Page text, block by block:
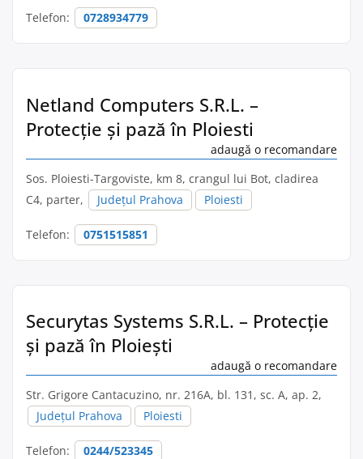
Telefon: 0728934779
Netland Computers S.R.L. –
Protecție și pază în Ploiesti
adaugă o recomandare
Sos. Ploiesti-Targoviste, km 8, crangul lui Bot, cladirea
C4, parter,
Județul Prahova Ploiesti
Telefon: 0751515851
Securytas Systems S.R.L. – Protecție
și pază în Ploieşti
adaugă o recomandare
Str. Grigore Cantacuzino, nr. 216A, bl. 131, sc. A, ap. 2,
Județul Prahova
Ploiesti
Telefon: 0244/523345